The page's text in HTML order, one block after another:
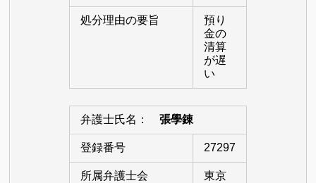
処分理由の要旨
預り
金の
清算
が遅
い
弁護士氏名： 張學錬
登録番号 27297
所属弁護士会 東京